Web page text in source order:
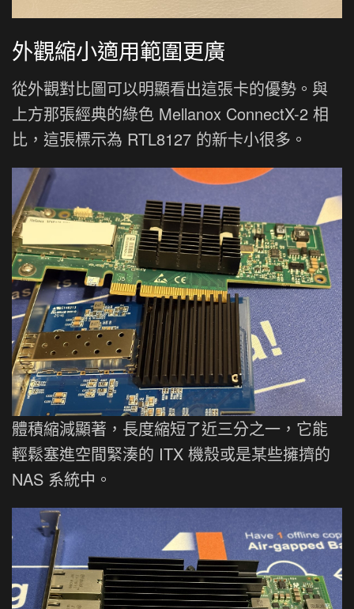
外觀縮小適用範圍更廣
從外觀對比圖可以明顯看出這張卡的優勢。與
上方那張經典的綠色 Mellanox ConnectX-2 相
比，這張標示為 RTL8127 的新卡小很多。
體積縮減顯著，長度縮短了近三分之一，它能
輕鬆塞進空間緊湊的 ITX 機殼或是某些擁擠的
NAS 系統中。